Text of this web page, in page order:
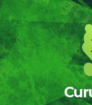
Saltar
al
contenido